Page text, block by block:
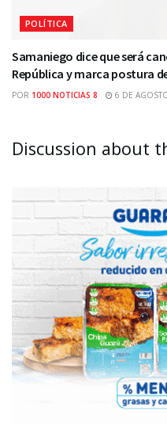
POLÍTICA
Samaniego dice que será
República y marca postura
POR 1000 NOTICIAS 8 6 DE
Discussion about